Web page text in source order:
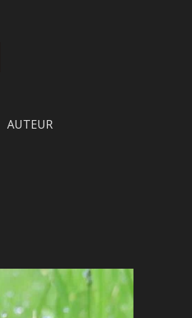
AUTEUR